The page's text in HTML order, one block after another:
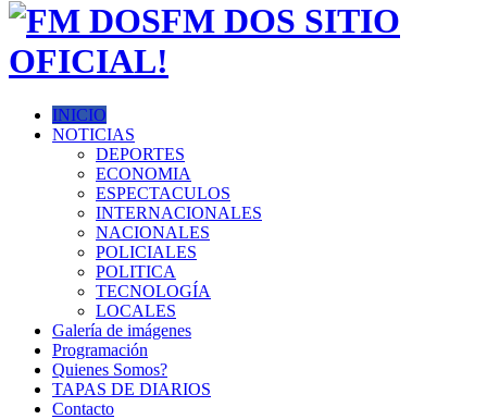
FM DOS SITIO
OFICIAL!
INICIO
NOTICIAS
DEPORTES
ECONOMIA
ESPECTACULOS
INTERNACIONALES
NACIONALES
POLICIALES
POLITICA
TECNOLOGÍA
LOCALES
Galería de imágenes
Programación
Quienes Somos?
TAPAS DE DIARIOS
Contacto